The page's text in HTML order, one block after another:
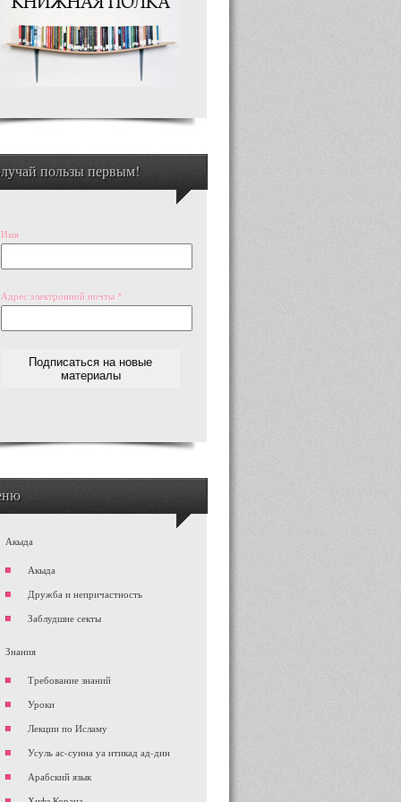
пользы первым!
Имя
Адрес электронной почты *
Акыда
Акыда
Дружба и непричастность
Заблудшие секты
Знания
Требование знаний
Уроки
Лекции по Исламу
Усуль ас-сунна уа итикад ад-дин
Арабский язык